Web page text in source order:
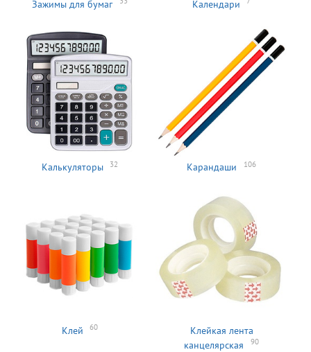
Зажимы для бумаг Календари
Калькуляторы 32 Карандаши 106
Клей 60
Клейкая лента
канцелярская
90